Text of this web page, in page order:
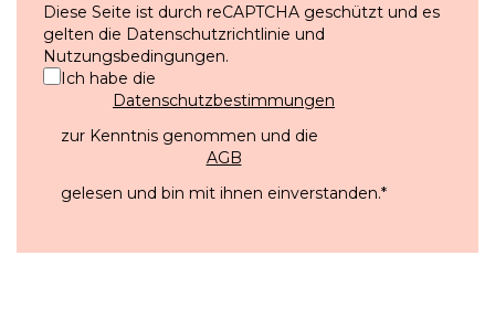
Diese Seite ist durch reCAPTCHA geschützt und es
gelten die Datenschutzrichtlinie und
Nutzungsbedingungen.
Ich habe die
Datenschutzbestimmungen
zur Kenntnis genommen und die
AGB
gelesen und bin mit ihnen einverstanden.*